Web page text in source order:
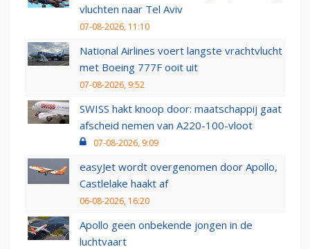
vluchten naar Tel Aviv
07-08-2026, 11:10
National Airlines voert langste vrachtvlucht
met Boeing 777F ooit uit
07-08-2026, 9:52
SWISS hakt knoop door: maatschappij gaat
afscheid nemen van A220-100-vloot
07-08-2026, 9:09
easyJet wordt overgenomen door Apollo,
Castlelake haakt af
06-08-2026, 16:20
Apollo geen onbekende jongen in de
luchtvaart